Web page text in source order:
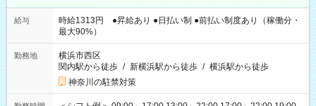
給与
時給1313円 ●昇給あり ●日払い制 ●前払い制度あり（稼働分・
最大90%）
勤務地
横浜市西区
関内駅から徒歩 / 新横浜駅から徒歩 / 横浜駅から徒歩
神奈川の駐禁対策